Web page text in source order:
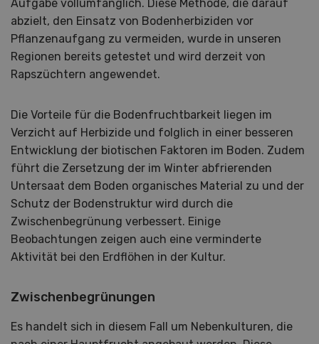
Aufgabe vollumfänglich. Diese Methode, die darauf
abzielt, den Einsatz von Bodenherbiziden vor
Pflanzenaufgang zu vermeiden, wurde in unseren
Regionen bereits getestet und wird derzeit von
Rapszüchtern angewendet.
Die Vorteile für die Bodenfruchtbarkeit liegen im
Verzicht auf Herbizide und folglich in einer besseren
Entwicklung der biotischen Faktoren im Boden. Zudem
führt die Zersetzung der im Winter abfrierenden
Untersaat dem Boden organisches Material zu und der
Schutz der Bodenstruktur wird durch die
Zwischenbegrünung verbessert. Einige
Beobachtungen zeigen auch eine verminderte
Aktivität bei den Erdflöhen in der Kultur.
Zwischenbegrünungen
Es handelt sich in diesem Fall um Nebenkulturen, die